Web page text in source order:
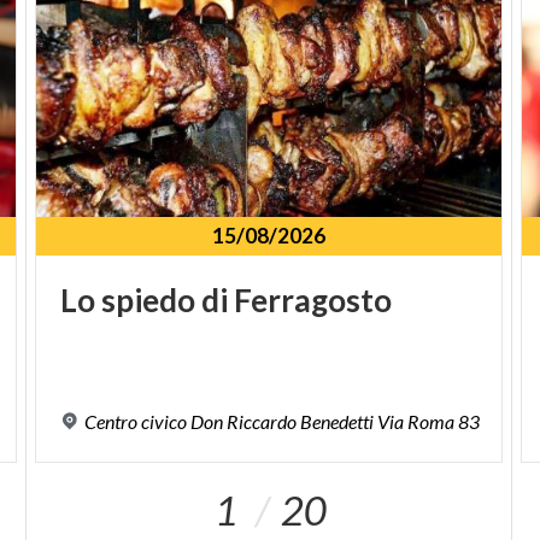
l’itinerario pedonale “della valle” che risale la costa
del monte attraverso una ripida quanto suggestiva
stradina, fatta in acciottolato e con dei gradini di
pietra al centro. Il percorso transita per il piccolo
nucleo abitato di Piazze dove, nei pressi della
ferrovia, si nota la muratura di una casa-torre di
epoca bassomedievale.
Lungo il viottolo discende un’importante sorgente
di origine carsica: la Festola che faceva funzionare le
pale dei mulini (ben 28 ruote di mulino nel ’400);
azionare i macchinari per la lavorazione della lana e
La salita si conclude aPonzano, posto sulla strada
15/08/2026
Lospiedodi Ferragosto
Centrocivico Don Riccardo Benedetti Via Roma83
1 20